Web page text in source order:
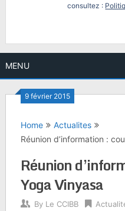
consultez :
MENU
9 février 2015
Home
Actualites
Réunion d’information :
Réunion
Yoga Vinyasa
By Le CCIBB